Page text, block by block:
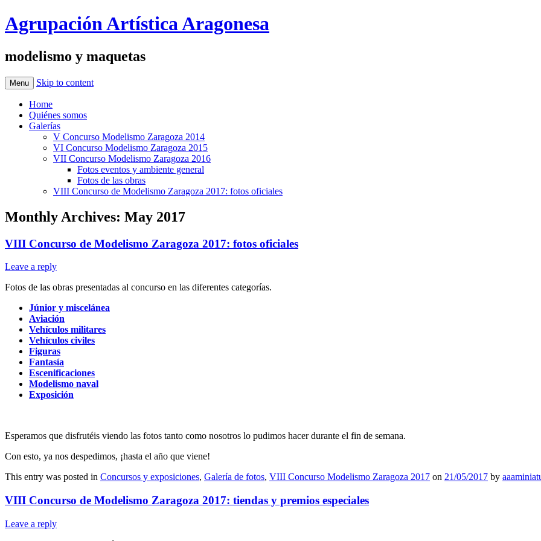
Agrupación Artística Aragonesa
modelismo y maquetas
Menu Skip to content
Home
Quiénes somos
Galerías
V Concurso Modelismo Zaragoza 2014
VI Concurso Modelismo Zaragoza 2015
VII Concurso Modelismo Zaragoza 2016
Fotos eventos y ambiente general
Fotos de las obras
VIII Concurso de Modelismo Zaragoza 2017: fotos oficiales
Monthly Archives: May 2017
VIII Concurso de Modelismo Zaragoza 2017: fotos oficiales
Leave a reply
Fotos de las obras presentadas al concurso en las diferentes categorías.
Júnior y miscelánea
Aviación
Vehículos militares
Vehículos civiles
Figuras
Fantasía
Escenificaciones
Modelismo naval
Exposición
Esperamos que disfrutéis viendo las fotos tanto como nosotros lo pudimos hacer durante el fin de semana.
Con esto, ya nos despedimos, ¡hasta el año que viene!
This entry was posted in Concursos y exposiciones, Galería de fotos, VIII Concurso Modelismo Zaragoza 2017 on 21/05/2017 by
VIII Concurso de Modelismo Zaragoza 2017: tiendas y premios especiales
Leave a reply